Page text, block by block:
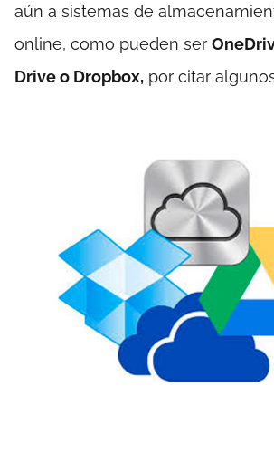
aún a sistemas de
online, como pueden ser
Drive o Dropbox, por citar